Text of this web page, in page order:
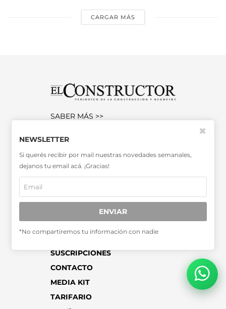
CARGAR MÁS
SABER MÁS >>
Miembro de la Asociación de
SUSCRIPCIONES
CONTACTO
MEDIA KIT
TARIFARIO
NEWSLETTER
Si querés recibir por mail nuestras novedades semanales,
dejanos tu email acá. ¡Gracias!
ENVIAR
*No compartiremos tu información con nadie
✖